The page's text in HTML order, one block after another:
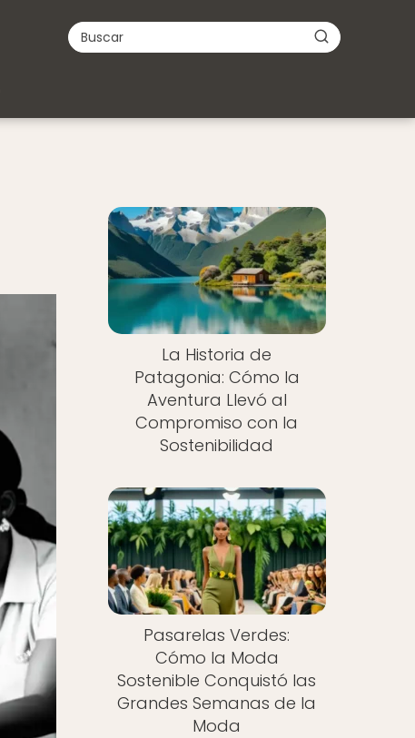
La Historia de
Patagonia: Cómo la
Aventura Llevó al
Compromiso con la
Sostenibilidad
Pasarelas Verdes:
Cómo la Moda
Sostenible Conquistó las
Grandes Semanas de la
Moda